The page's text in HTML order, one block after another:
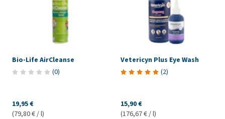
Bio-Life AirCleanse
(0)
19,95 €
(79,80 € / l)
Vetericyn Plus Eye Wash
(2)
15,90 €
(176,67 € / l)